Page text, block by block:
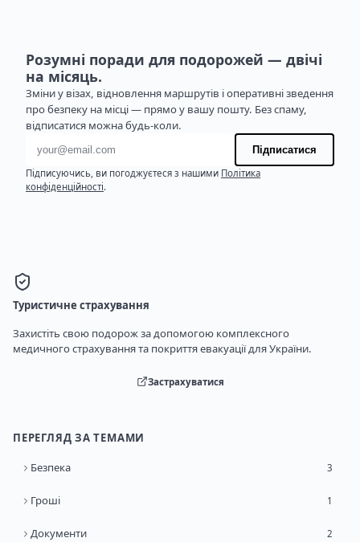
Розумні поради для подорожей — двічі
на місяць.
Зміни у візах, відновлення маршрутів і оперативні зведення
про безпеку на місці — прямо у вашу пошту. Без спаму,
відписатися можна будь-коли.
Адреса електронної пошти
Підписатися
Підписуючись, ви погоджуєтеся з нашими Політика
конфіденційності.
Туристичне страхування
Захистіть свою подорож за допомогою комплексного
медичного страхування та покриття евакуації для України.
Застрахуватися
ПЕРЕГЛЯД ЗА ТЕМАМИ
Безпека 3
Гроші 1
Документи 2